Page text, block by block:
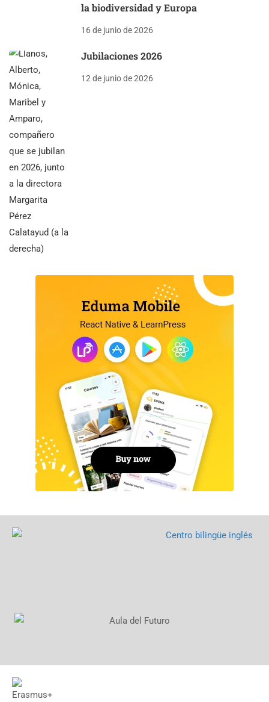
la biodiversidad y Europa
16 de junio de 2026
Jubilaciones 2026
12 de junio de 2026